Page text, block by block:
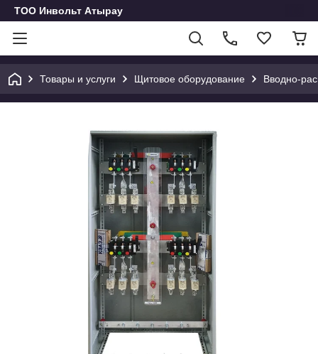
ТОО Инвольт Атырау
Товары и услуги Щитовое оборудование Вводно-